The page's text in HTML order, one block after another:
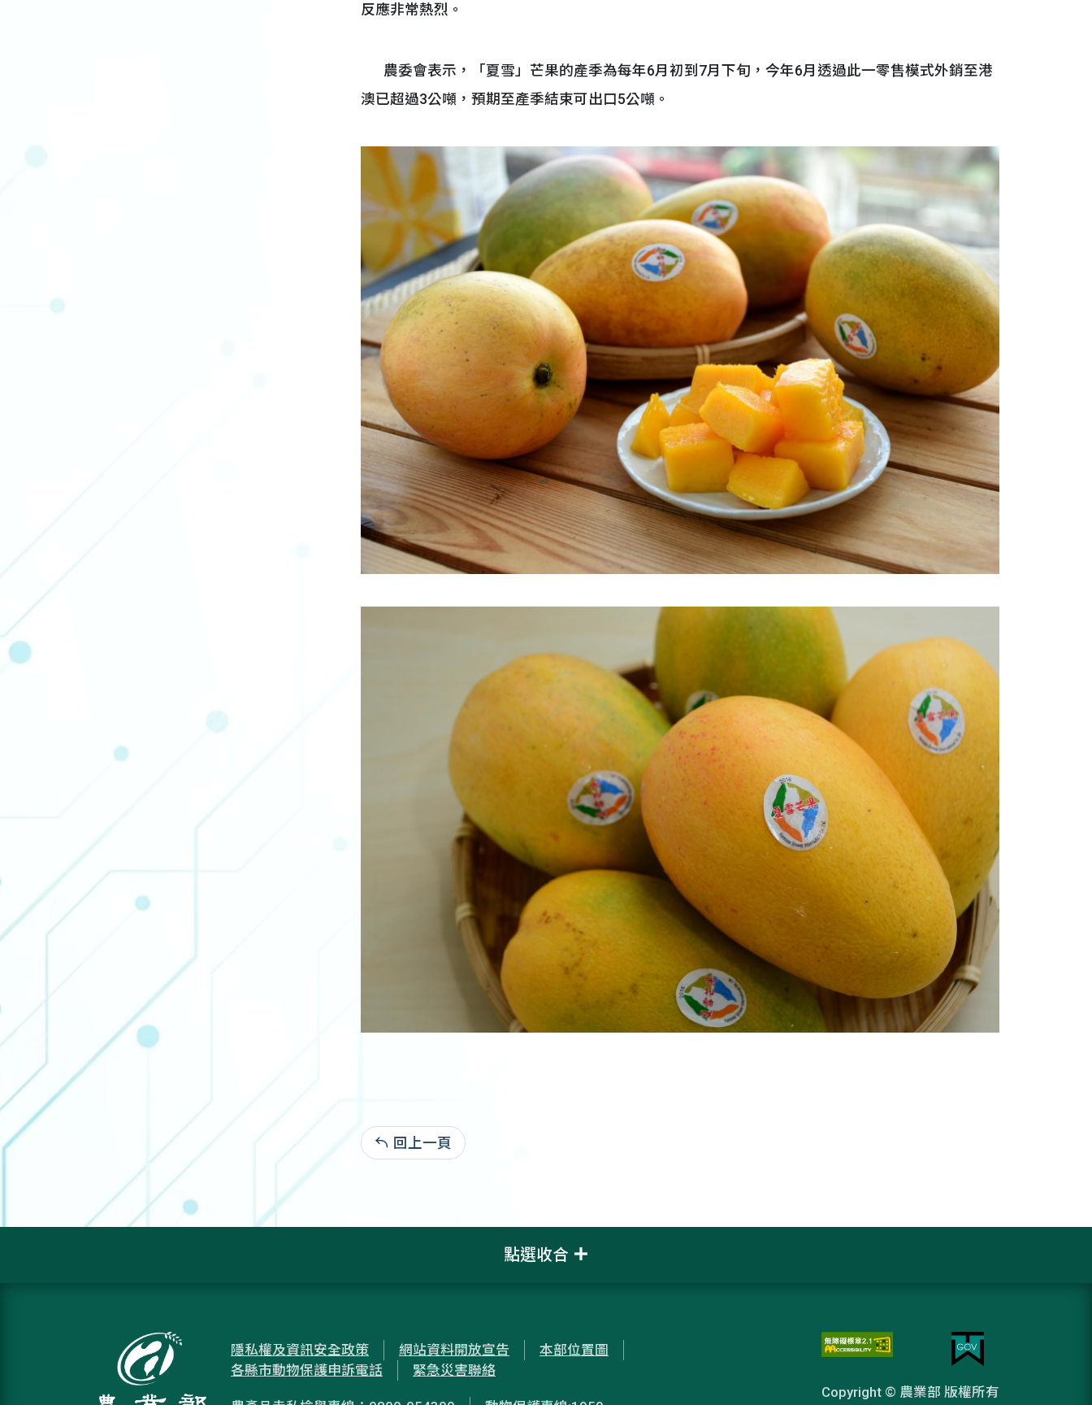
反應非常熱烈。
農委會表示，「夏雪」芒果的產季為每年6月初到7月下旬，今年6月透過此一零售模式外銷至港
澳已超過3公噸，預期至產季結束可出口5公噸。
回上一頁
點選收合
隱私權及資訊安全政策 網站資料開放宣告
本部位置圖
各縣市動物保護申訴電話
緊急災害聯絡
Copyright © 農業部 版權所有